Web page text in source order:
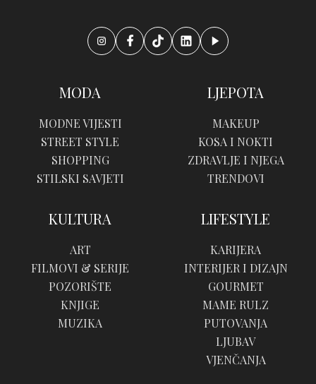
MODA
MODNE VIJESTI
STREET STYLE
SHOPPING
STILSKI SAVJETI
LJEPOTA
MAKEUP
KOSA I NOKTI
ZDRAVLJE I NJEGA
TRENDOVI
KULTURA
ART
FILMOVI & SERIJE
POZORIŠTE
KNJIGE
MUZIKA
LIFESTYLE
KARIJERA
INTERIJER I DIZAJN
GOURMET
MAME RULZ
PUTOVANJA
LJUBAV
VJENČANJA